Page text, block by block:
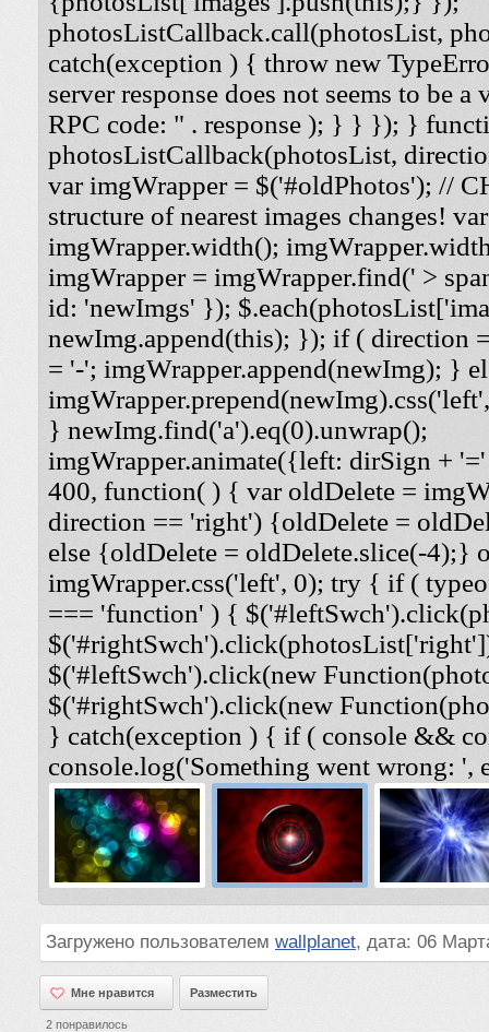
photosListCallback.call(photosList,
catch(exception ) { throw new
server response does not seems to be
RPC code: " . response ); } } }); }
photosListCallback(photosList,
var imgWrapper = $('#oldPhotos'); //
structure of nearest images changes!
imgWrapper.width();
imgWrapper = imgWrapper.find(' >
id: 'newImgs' });
newImg.append(this); }); if ( direction
= '-'; imgWrapper.append(newImg); }
} newImg.find('a').eq(0).unwrap();
imgWrapper.animate({left: dirSign +
400, function( ) { var oldDelete =
direction == 'right') {oldDelete =
else {oldDelete = oldDelete.slice(-4);}
imgWrapper.css('left', 0); try { if (
=== 'function' ) {
$('#leftSwch').click(new
$('#rightSwch').click(new
} catch(exception ) { if ( console &&
console.log('Something went wrong:
Загружено пользователем wallplanet, дата: 06
Мне нравится
Мне нравится Разместить
2 понравилось